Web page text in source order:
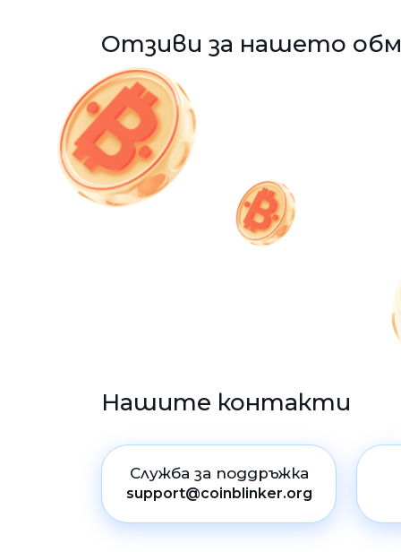
Отзиви за нашето
Нашите контакти
Служба за поддръжка
support@coinblinker.org